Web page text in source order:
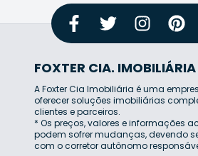
FOXTER CIA. IMOBILIÁRIA
A Foxter Cia Imobiliária é uma
oferecer soluções imobiliárias
clientes e parceiros.
* Os preços, valores e informações
podem sofrer mudanças, devendo
com o corretor autônomo